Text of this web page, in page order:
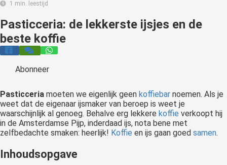
1 min. leestijd
Pasticceria: de lekkerste ijsjes en de
beste koffie
Abonneer
Pasticceria moeten we eigenlijk geen koffiebar noemen. Als je
weet dat de eigenaar ijsmaker van beroep is weet je
waarschijnlijk al genoeg. Behalve erg lekkere koffie verkoopt hij
in de Amsterdamse Pijp, inderdaad ijs, nota bene met
zelfbedachte smaken: heerlijk! Koffie en ijs gaan goed samen.
Inhoudsopgave
gebruikt
te
Hierdoor
website-